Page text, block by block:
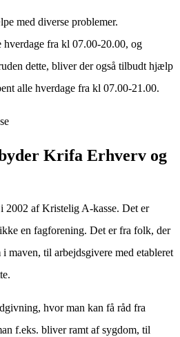
med diverse problemer.
hverdage fra kl 07.00-20.00, og
dette, bliver der også tilbudt hjælp
alle hverdage fra kl 07.00-21.00.
Krifa Erhverv og
2002 af Kristelig A-kasse. Det er
en fagforening. Det er fra folk, der
maven, til arbejdsgivere med etableret
hvor man kan få råd fra
f.eks. bliver ramt af sygdom, til